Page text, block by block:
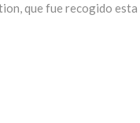
que fue recogido esta